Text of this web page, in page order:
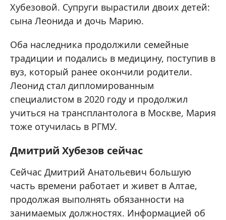
Хубезовой. Супруги вырастили двоих детей:
сына Леонида и дочь Марию.
Оба наследника продолжили семейные
традиции и подались в медицину, поступив в
вуз, который ранее окончили родители.
Леонид стал дипломированным
специалистом в 2020 году и продолжил
учиться на трансплантолога в Москве, Мария
тоже отучилась в РГМУ.
Дмитрий Хубезов сейчас
Сейчас Дмитрий Анатольевич большую
часть времени работает и живет в Алтае,
продолжая выполнять обязанности на
занимаемых должностях. Информацией об